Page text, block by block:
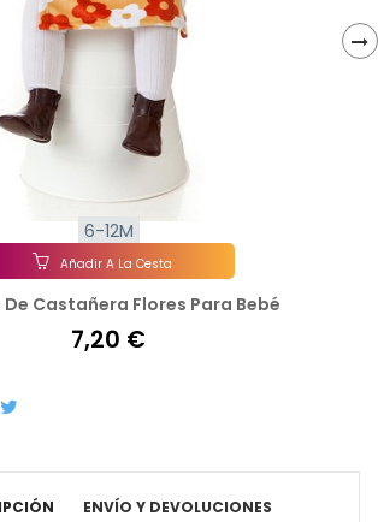
6-12M
Añadir A La Cesta
Castañera Flores Para Bebé
7,20 €
ENVÍO Y DEVOLUCIONES